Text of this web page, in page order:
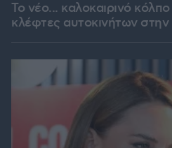
Το νέο... καλοκαιρινό
κλέφτες αυτοκινήτων